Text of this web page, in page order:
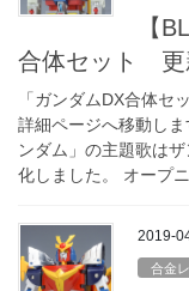
【BLOG】クローバー ガンダムDX
合体セット 更
「ガンダムDX合体
詳細ページへ移動し
ンダム」の主題歌は
化しました。 オープ
2019-
合金